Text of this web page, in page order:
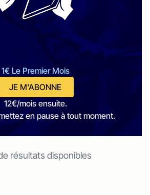
1€ Le Premier Mois
JE M'ABONNE
12€/mois ensuite.
en pause à tout moment.
résultats disponibles